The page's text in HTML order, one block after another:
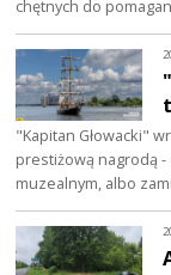
chętnych do
"Kapitan Głowacki"
prestiżową nagrodą -
muzealnym, albo